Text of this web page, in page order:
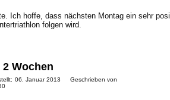
Ich hoffe, dass nächsten Montag ein sehr
folgen wird.
Wochen
06. Januar 2013
Geschrieben von